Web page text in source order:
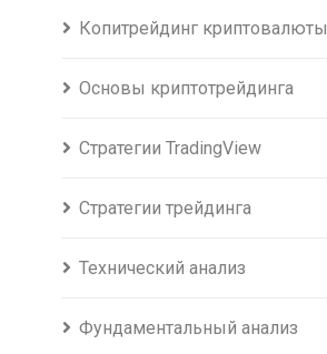
Копитрейдинг криптовалюты
Основы криптотрейдинга
Стратегии TradingView
Стратегии трейдинга
Технический анализ
Фундаментальный анализ